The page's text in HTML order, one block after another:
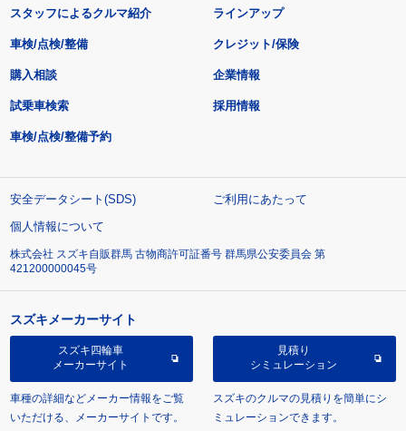
スタッフによるクルマ紹介 ラインアップ
車検/点検/整備 クレジット/保険
購入相談
試乗車検索
車検/点検/整備予約
企業情報
採用情報
安全データシート(SDS)
ご利用にあたって
個人情報について
株式会社 スズキ自販群馬 古物商許可証番号 群馬県公安委員会 第
421200000045号
スズキメーカーサイト
スズキ四輪車
メーカーサイト
車種の詳細などメーカー情報をご覧
いただける、メーカーサイトです。
見積り
シミュレーション
スズキのクルマの見積りを簡単にシ
ミュレーションできます。